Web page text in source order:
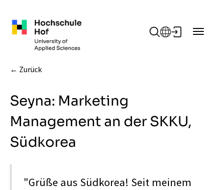
Zurück
Seyna: Marketing
Management an der SKKU,
Südkorea
"Grüße aus Südkorea! Seit meinem